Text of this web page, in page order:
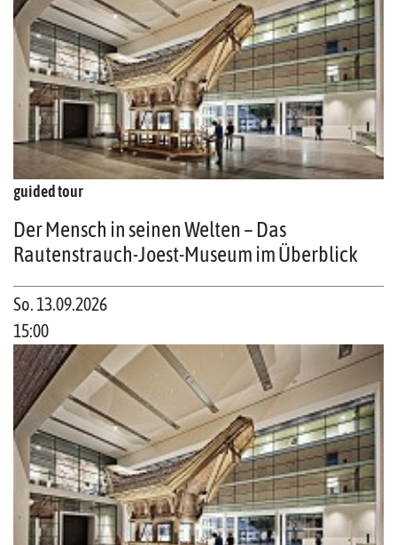
guided tour
Der Mensch in seinen Welten – Das
Rautenstrauch-Joest-Museum im Überblick
So. 13.09.2026
15:00